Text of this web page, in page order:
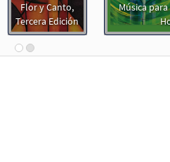
- Descargue]
Flor y Canto,
Tercera Edición
Música